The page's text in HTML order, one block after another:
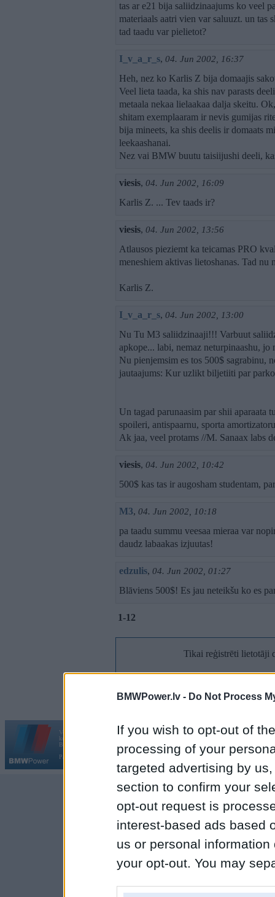
BMWPower.lv - Do Not Process
If you wish to opt-out of
processing of your
targeted advertising by
section to confirm your
opt-out request is
interest-based ads based
us or personal
your opt-out. You may
tas ar e21 bija saliidzinaajums ko veel
materiaals aatri vien var saluuzt. un tas
tad taadu var pielietot?
I_v_a_r_s, 04. Jun 2002, 16:37
Heh, nez ko Karlis Z bija domaajis
Veel lieta taada, ka shis nav parasts
metaala nekaa lielaakaa dalja skeitu.
shitam exemplaaram ir nevis gumijas
bija mineets, ka shis deelis ir domaats
leekaashanai.
Nez vai BMW buutu taisiijushi deeli,
viesis, 04. Jun 2002, 16:09
Karlis Z. ... Tev taads ir?
viesis, 04. Jun 2002, 13:56
Atlausos pieziemt ka teicamas PRO
meneshiem aktivas lietoshanas. Tad
Karlis Z.
I_v_a_r_s, 04. Jun 2002, 13:00
Nu Tu M3 saliidzinaaji!!! Varbuut
apkope... labi, nemaz neturpinaashu, jo
Nu pienjemsim es tos 500$ sagrabinu,
jautaajums: Kur uzlikt biljetiiti par
Un tagad parunaasim par shii aparaata
spoileri, antispaarnu, sporta
Ak jaa, veel protams //M. Sanaax labs
viesis, 04. Jun 2002, 10:42
500$ kas tas ir augosham studentam,
M3, 04. Jun 2002, 10:18
pa taadu summu veesaa mieraa var
daudz labaakas izjuutas!
edzulis, 04. Jun 2002, 01:27
Blāviens 500$! Es jau neteikšu ko es
1-12
Tikai reģistrēti lietotāji
Vortāls BMWPower.lv darbojas
kopš 2002. gada 14. maija. Tas nav auto klubs un nav saistīts ar
BMW AG.
Par BMWPower
Kontakti